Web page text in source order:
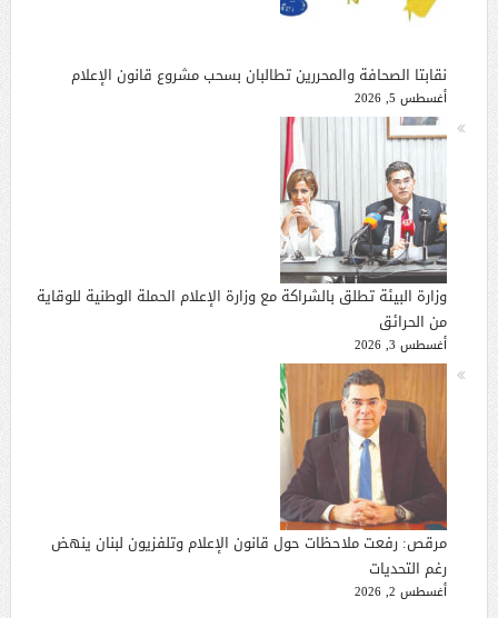
نقابتا الصحافة والمحررين تطالبان بسحب مشروع قانون الإعلام
أغسطس 5, 2026
وزارة البيئة تطلق بالشراكة مع وزارة الإعلام الحملة الوطنية للوقاية
من الحرائق
أغسطس 3, 2026
مرقص: رفعت ملاحظات حول قانون الإعلام وتلفزيون لبنان ينهض
رغم التحديات
أغسطس 2, 2026